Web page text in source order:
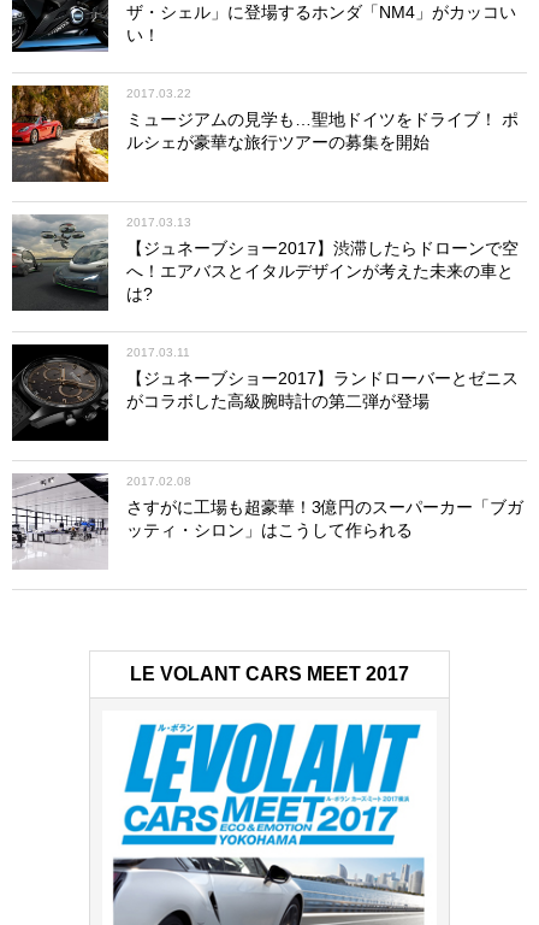
ザ・シェル」に登場するホンダ「NM4」がカッコい
い！
2017.03.22
ミュージアムの見学も…聖地ドイツをドライブ！ ポ
ルシェが豪華な旅行ツアーの募集を開始
2017.03.13
【ジュネーブショー2017】渋滞したらドローンで空
へ！エアバスとイタルデザインが考えた未来の車と
は?
2017.03.11
【ジュネーブショー2017】ランドローバーとゼニス
がコラボした高級腕時計の第二弾が登場
2017.02.08
さすがに工場も超豪華！3億円のスーパーカー「ブガ
ッティ・シロン」はこうして作られる
LE VOLANT CARS MEET 2017